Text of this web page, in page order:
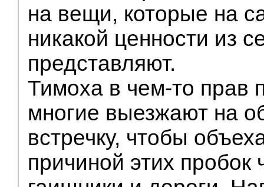
на вещи, которые на
никакой ценности из
представляют.
Тимоха в чем-то прав
многие выезжают на
встречку, чтобы
причиной этих пробок